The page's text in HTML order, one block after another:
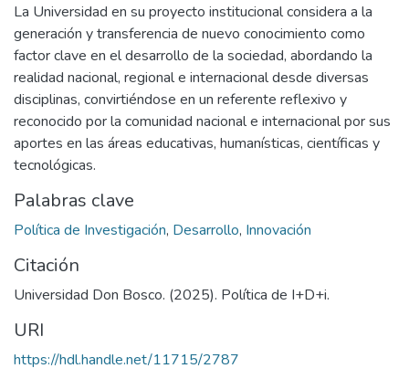
La Universidad en su proyecto institucional considera a la
generación y transferencia de nuevo conocimiento como
factor clave en el desarrollo de la sociedad, abordando la
realidad nacional, regional e internacional desde diversas
disciplinas, convirtiéndose en un referente reflexivo y
reconocido por la comunidad nacional e internacional por sus
aportes en las áreas educativas, humanísticas, científicas y
tecnológicas.
Palabras clave
Política de Investigación, Desarrollo, Innovación
Citación
Universidad Don Bosco. (2025). Política de I+D+i.
URI
https://hdl.handle.net/11715/2787